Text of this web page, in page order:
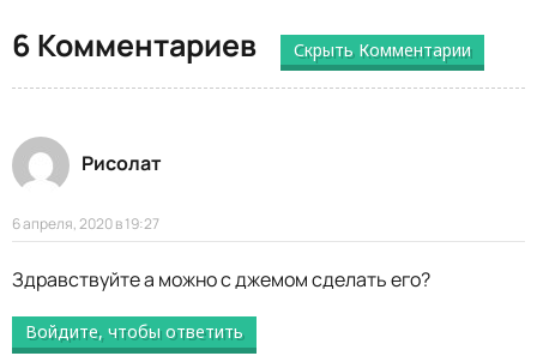
6 Комментариев Скрыть Комментарии
Рисолат
6 апреля, 2020 в 19:27
Здравствуйте а можно с джемом сделать его?
Войдите, чтобы ответить